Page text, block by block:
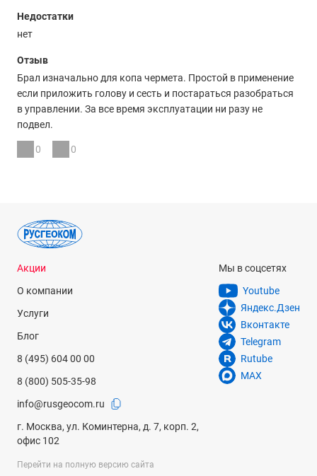
Недостатки
нет
Отзыв
Брал изначально для копа чермета. Простой в применение
если приложить голову и сесть и постараться разобраться
в управлении. За все время эксплуатации ни разу не
подвел.
0 0
Акции
О компании
Услуги
Блог
8 (495) 604 00 00
8 (800) 505-35-98
info@rusgeocom.ru
г. Москва, ул. Коминтерна, д. 7, корп. 2,
офис 102
Мы в соцсетях
Youtube
Яндекс.Дзен
Вконтакте
Telegram
Rutube
MAX
Перейти на полную версию сайта